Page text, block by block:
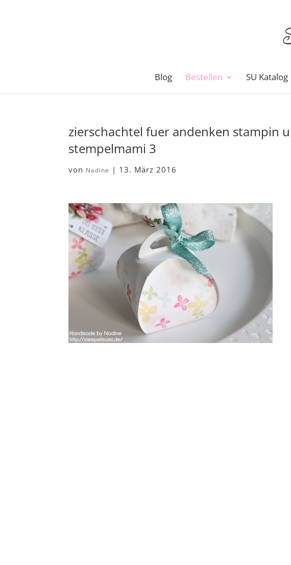
Blog Bestellen SU Katalog
zierschachtel fuer andenken stampin
stempelmami 3
von Nadine | 13. März 2016